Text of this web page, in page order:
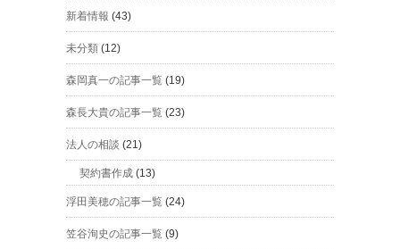
新着情報 (43)
未分類 (12)
森岡真一の記事一覧 (19)
森長大貴の記事一覧 (23)
法人の相談 (21)
契約書作成 (13)
浮田美穂の記事一覧 (24)
笠谷洵史の記事一覧 (9)